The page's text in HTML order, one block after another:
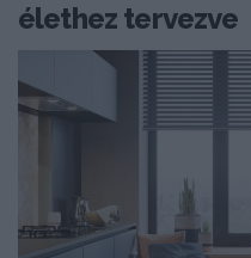
élethez tervezve